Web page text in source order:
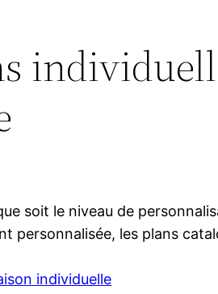
soit le niveau de
personnalisée, les plans
individuelle